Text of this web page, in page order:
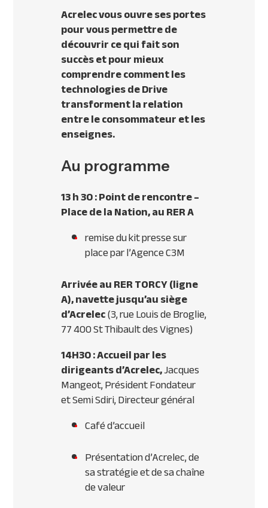
Acrelec vous ouvre ses portes
pour vous permettre de
découvrir ce qui fait son
succès et pour mieux
comprendre comment les
technologies de Drive
transforment la relation
entre le consommateur et les
enseignes.
Au programme
13 h 30 : Point de rencontre –
Place de la Nation, auRERA
remise du kit presse sur
place par l’Agence C3M
Arrivée auRERTORCY(ligne
A), navette jusqu’au siège
d’Acrelec(3, rue Louis de Broglie,
77 400 St Thibault des Vignes)
14H30 : Accueil par les
dirigeants d’Acrelec,Jacques
Mangeot, Président Fondateur
et Semi Sdiri, Directeur général
Café d’accueil
Présentation d’Acrelec, de
sa stratégie et de sa chaîne
de valeur